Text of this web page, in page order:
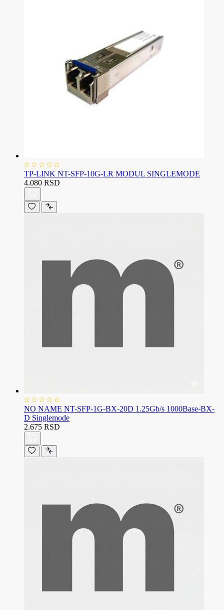
TP-LINK NT-SFP-10G-LR MODUL SINGLEMODE
4.080 RSD
NO NAME NT-SFP-1G-BX-20D 1.25Gb/s 1000Base-BX-
D Singlemode
2.675 RSD